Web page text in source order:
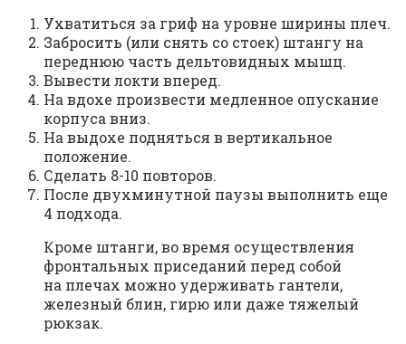
Ухватиться за гриф на уровне ширины плеч.
Забросить (или снять со стоек) штангу на
переднюю часть дельтовидных мышц.
Вывести локти вперед.
На вдохе произвести медленное опускание
корпуса вниз.
На выдохе подняться в вертикальное
положение.
Сделать 8-10 повторов.
После двухминутной паузы выполнить еще
4 подхода.
Кроме штанги, во время осуществления
фронтальных приседаний перед собой
на плечах можно удерживать гантели,
железный блин, гирю или даже тяжелый
рюкзак.